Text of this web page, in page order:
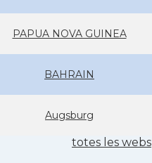
PAPUA NOVA GUINEA
BAHRAIN
Augsburg
totes les webs